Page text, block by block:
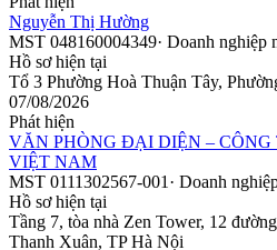
Nguyễn Thị Hường
MST 048160004349· Doanh nghiệp
Hồ sơ hiện tại
Tổ 3 Phường Hoà Thuận Tây,
07/08/2026
Phát hiện
VĂN PHÒNG ĐẠI DIỆN –
VIỆT NAM
MST 0111302567-001 · Doanh
Hồ sơ hiện tại
Tầng 7, tòa nhà Zen Tower, 12
Thanh Xuân, TP Hà Nội